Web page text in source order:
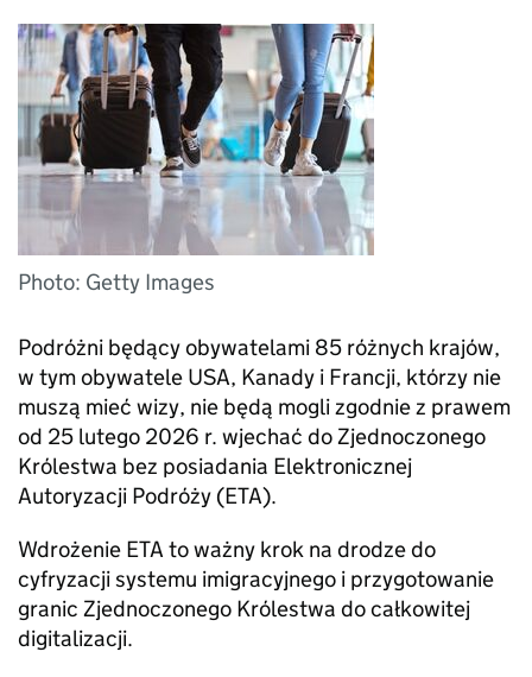
Photo: Getty Images
Podróżni będący obywatelami 85 różnych krajów,
w tym obywatele USA, Kanady i Francji, którzy nie
muszą mieć wizy, nie będą mogli zgodnie z prawem
od 25 lutego 2026 r. wjechać do Zjednoczonego
Królestwa bez posiadania Elektronicznej
Autoryzacji Podróży (ETA).
Wdrożenie ETA to ważny krok na drodze do
cyfryzacji systemu imigracyjnego i przygotowanie
granic Zjednoczonego Królestwa do całkowitej
digitalizacji.